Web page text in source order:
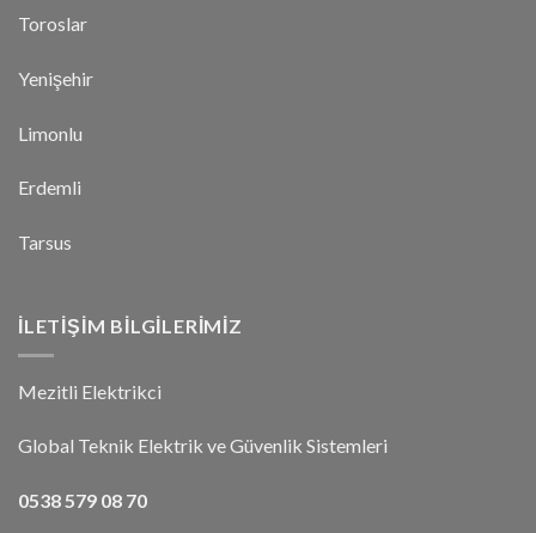
Toroslar
Yenişehir
Limonlu
Erdemli
Tarsus
İLETIŞIM BILGILERIMIZ
Mezitli Elektrikci
Global Teknik Elektrik ve Güvenlik Sistemleri
0538 579 08 70